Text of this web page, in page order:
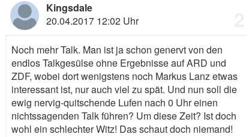
Kingsdale
20.04.2017 12:02 Uhr
Noch mehr Talk. Man ist ja schon genervt von den
endlos Talkgesülse ohne Ergebnisse auf ARD und
ZDF, wobei dort wenigstens noch Markus Lanz etwas
interessant ist, nur auch viel zu spät. Und nun soll die
ewig nervig-quitschende Lufen nach 0 Uhr einen
nichtssagenden Talk führen? Um diese Zeit? Ist doch
wohl ein schlechter Witz! Das schaut doch niemand!